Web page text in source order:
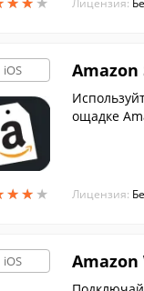
Лицензия:
iOS
★★ ★
★★ ★
Amazon
ощадке
Лицензия:
iOS Amazon